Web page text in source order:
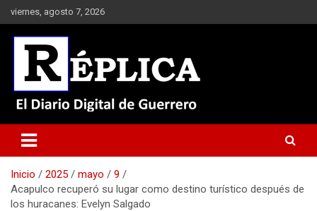
Saltar
al
contenido
viernes, agosto 7, 2026
Réplica
Inicio 2025 mayo
9
Acapulco recuperó su lugar como destino turístico después de
los huracanes: Evelyn Salgado